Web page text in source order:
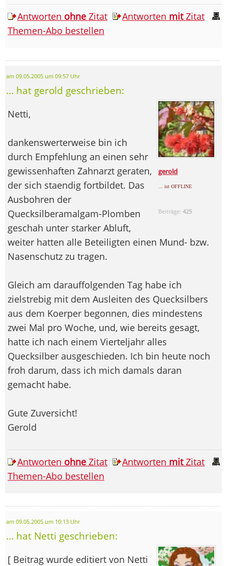
Antworten ohne Zitat Antworten mitZitat
Themen-Abo bestellen
am 09.05.2005 um 09:57 Uhr
... hat gerold geschrieben:
gerold
... ist OFFLINE
Beiträge:425
Netti,
dankenswerterweise bin ich
durch Empfehlung an einen sehr
gewissenhaften Zahnarzt geraten,
der sich staendig fortbildet. Das
Ausbohren der
Quecksilberamalgam-Plomben
geschah unter starker Abluft,
weiter hatten alle Beteiligten einen Mund- bzw.
Nasenschutz zu tragen.
Gleich am darauffolgenden Tag habe ich
zielstrebig mit dem Ausleiten des Quecksilbers
aus dem Koerper begonnen, dies mindestens
zwei Mal pro Woche, und, wie bereits gesagt,
hatte ich nach einem Vierteljahr alles
Quecksilber ausgeschieden. Ich bin heute noch
froh darum, dass ich mich damals daran
gemacht habe.
Gute Zuversicht!
Gerold
Antworten ohne Zitat Antworten mitZitat
Themen-Abo bestellen
am 09.05.2005 um 10:13 Uhr
... hat Netti geschrieben:
[ Beitrag wurde editiert von Netti